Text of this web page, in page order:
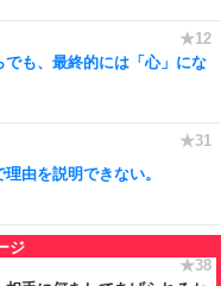
も、最終的には「心」にな
由を説明できない。